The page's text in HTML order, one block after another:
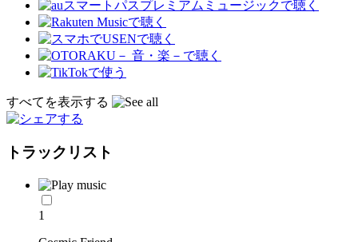
すべてを表示する
トラックリスト
1